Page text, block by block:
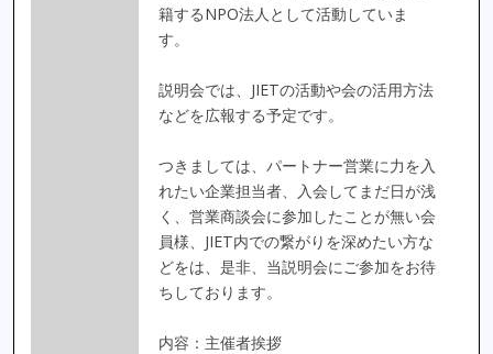
籍するNPO法人として活動していま
す。
説明会では、JIETの活動や会の活用方法
などを広報する予定です。
つきましては、パートナー営業に力を入
れたい企業担当者、入会してまだ日が浅
く、営業商談会に参加したことが無い会
員様、JIET内での繋がりを深めたい方な
どをは、是非、当説明会にご参加をお待
ちしております。
内容：主催者挨拶